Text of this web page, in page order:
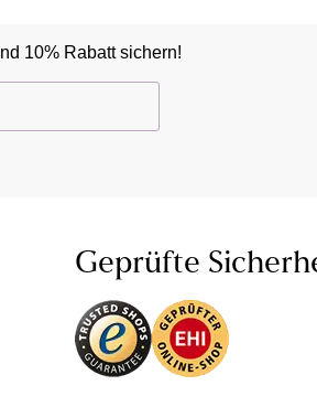
10% Rabatt sichern!
Geprüfte